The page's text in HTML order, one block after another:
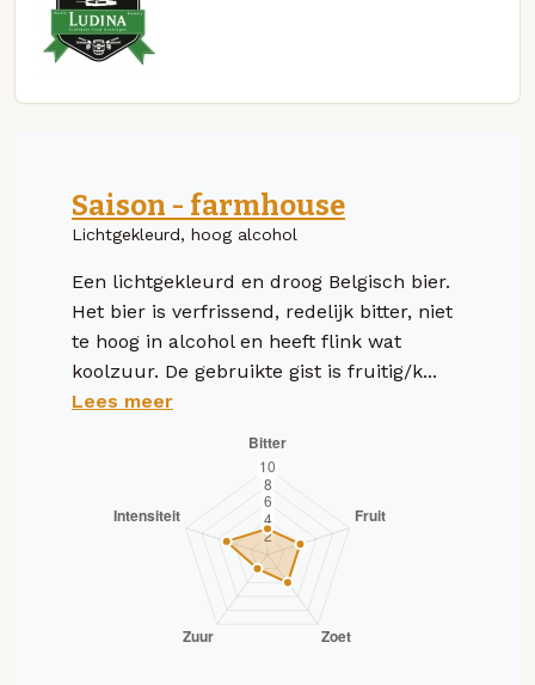
Saison - farmhouse
Lichtgekleurd, hoog alcohol
Een lichtgekleurd en droog Belgisch bier.
Het bier is verfrissend, redelijk bitter, niet
te hoog in alcohol en heeft flink wat
koolzuur. De gebruikte gist is fruitig/k...
Lees meer